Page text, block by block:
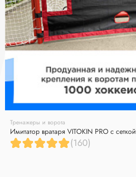
Тренажеры и ворота
Имитатор вратаря VITOKIN PRO с сеткой
(160)